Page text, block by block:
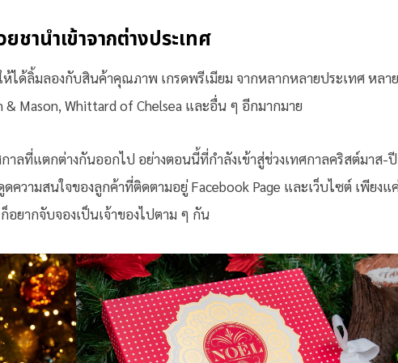
านำเข้าจากต่างประเทศ
ได้ลิ้มลองกับสินค้าคุณภาพ เกรดพรีเมียม จากหลากหลายประเทศ หลาย
& Mason, Whittard of Chelsea และอื่น ๆ อีกมากมาย
ลที่แตกต่างกันออกไป อย่างตอนนี้ที่กำลังเข้าสู่ช่วงเทศกาลคริสต์มาส-ปี
ความสนใจของลูกค้าที่ติดตามอยู่ Facebook Page และเว็บไซต์ เพียงแ
ยากจับจองเป็นเจ้าของไปตาม ๆ กัน